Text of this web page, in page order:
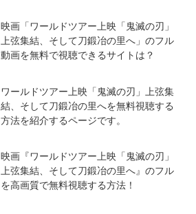
映画「ワールドツアー上映「鬼滅の刃」
上弦集結、そして刀鍛冶の里へ」のフル
動画を無料で視聴できるサイトは？
ワールドツアー上映「鬼滅の刃」上弦集
結、そして刀鍛冶の里へを無料視聴する
方法を紹介するページです。
映画『ワールドツアー上映「鬼滅の刃」
上弦集結、そして刀鍛冶の里へ』のフル
を高画質で無料視聴する方法！